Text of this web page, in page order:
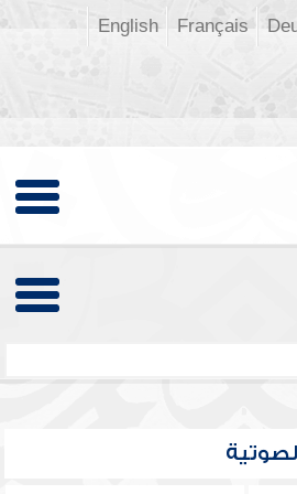
Français
English